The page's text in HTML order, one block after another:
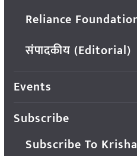
Reliance
संपादकीय (Editorial)
Events
Subscribe
Subscribe To